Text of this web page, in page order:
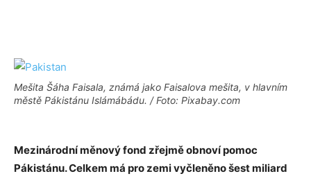
Mešita Šáha Faisala, známá jako Faisalova mešita, v hlavním
městě Pákistánu Islámábádu. / Foto: Pixabay.com
Mezinárodní měnový fond zřejmě obnoví pomoc
Pákistánu. Celkem má pro zemi vyčleněno šest miliard